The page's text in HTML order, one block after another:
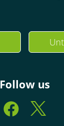
Follow us